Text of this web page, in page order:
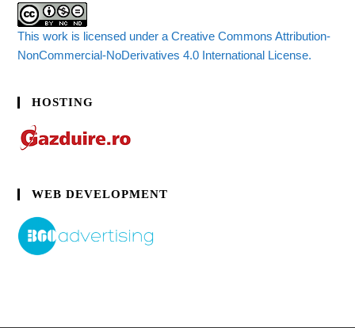
This work is licensed under a Creative Commons Attribution-
NonCommercial-NoDerivatives 4.0 International License.
HOSTING
WEB DEVELOPMENT